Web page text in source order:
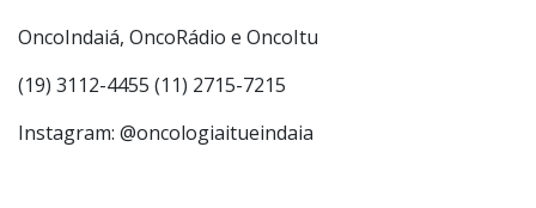
caminhar com você durante.
GRUPO ONCO
OncoIndaiá, OncoRádio e OncoItu